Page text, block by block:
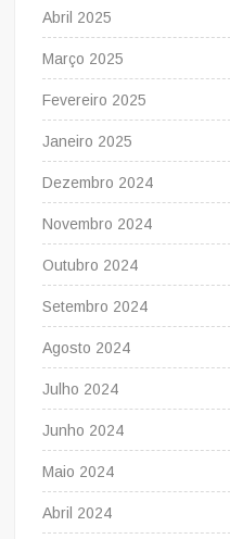
Abril 2025
Março 2025
Fevereiro 2025
Janeiro 2025
Dezembro 2024
Novembro 2024
Outubro 2024
Setembro 2024
Agosto 2024
Julho 2024
Junho 2024
Maio 2024
Abril 2024